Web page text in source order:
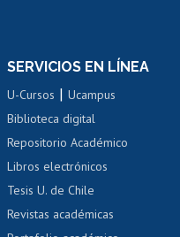
Cursos de español
Denuncias
SERVICIOS EN LÍNEA
U-Cursos |Ucampus
Biblioteca digital
Repositorio Académico
Libros electrónicos
Tesis U. de Chile
Revistas académicas